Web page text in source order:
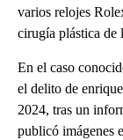
varios relojes
cirugía plástica de
En el caso
el delito de
2024, tras un
publicó imágenes